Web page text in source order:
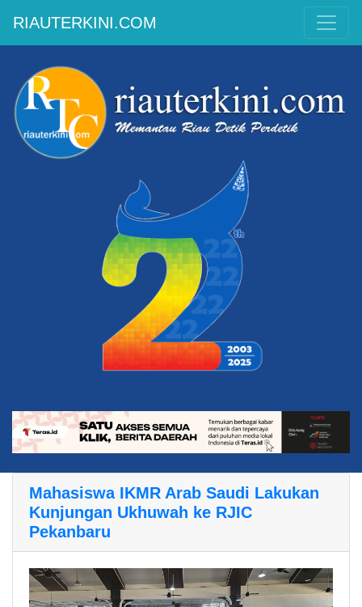
RIAUTERKINI.COM
Mahasiswa IKMR Arab Saudi Lakukan
Kunjungan Ukhuwah ke RJIC
Pekanbaru